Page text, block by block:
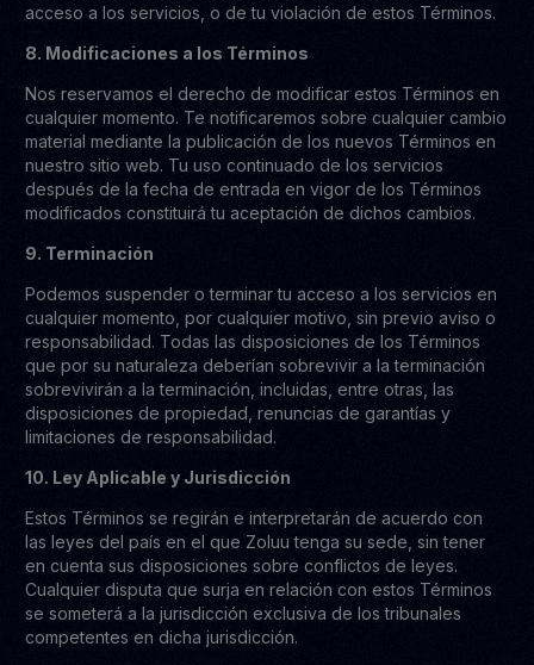
acceso a los servicios, o de tu violación de estos Términos.
8. Modificaciones a los Términos
Nos reservamos el derecho de modificar estos Términos en
cualquier momento. Te notificaremos sobre cualquier cambio
material mediante la publicación de los nuevos Términos en
nuestro sitio web. Tu uso continuado de los servicios
después de la fecha de entrada en vigor de los Términos
modificados constituirá tu aceptación de dichos cambios.
9. Terminación
Podemos suspender o terminar tu acceso a los servicios en
cualquier momento, por cualquier motivo, sin previo aviso o
responsabilidad. Todas las disposiciones de los Términos
que por su naturaleza deberían sobrevivir a la terminación
sobrevivirán a la terminación, incluidas, entre otras, las
disposiciones de propiedad, renuncias de garantías y
limitaciones de responsabilidad.
10. Ley Aplicable y Jurisdicción
Estos Términos se regirán e interpretarán de acuerdo con
las leyes del país en el que Zoluu tenga su sede, sin tener
en cuenta sus disposiciones sobre conflictos de leyes.
Cualquier disputa que surja en relación con estos Términos
se someterá a la jurisdicción exclusiva de los tribunales
competentes en dicha jurisdicción.